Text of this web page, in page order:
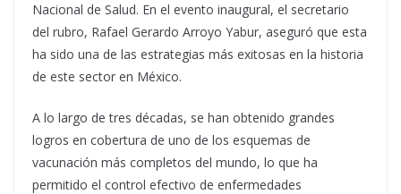
Nacional de Salud. En el evento inaugural, el secretario
del rubro, Rafael Gerardo Arroyo Yabur, aseguró que esta
ha sido una de las estrategias más exitosas en la historia
de este sector en México.
A lo largo de tres décadas, se han obtenido grandes
logros en cobertura de uno de los esquemas de
vacunación más completos del mundo, lo que ha
permitido el control efectivo de enfermedades